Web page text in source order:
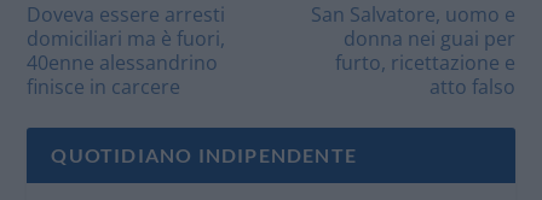
Doveva essere arresti
domiciliari ma è fuori,
40enne alessandrino
finisce in carcere
San Salvatore, uomo e
donna nei guai per
furto, ricettazione e
atto falso
QUOTIDIANO INDIPENDENTE